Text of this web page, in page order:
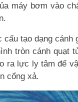
máy bơm vào
tạo dạng cánh
tròn cánh quạt
ra lực ly tâm để
cổng xả.